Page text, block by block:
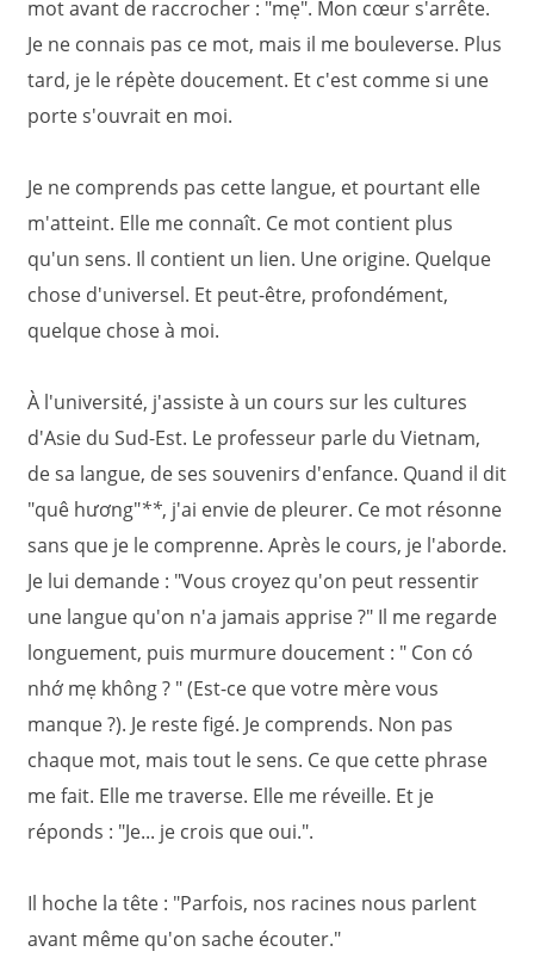
mot avant de raccrocher : "mẹ". Mon cœur s'arrête.
Je ne connais pas ce mot, mais il me bouleverse. Plus
tard, je le répète doucement. Et c'est comme si une
porte s'ouvrait en moi.
Je ne comprends pas cette langue, et pourtant elle
m'atteint. Elle me connaît. Ce mot contient plus
qu'un sens. Il contient un lien. Une origine. Quelque
chose d'universel. Et peut-être, profondément,
quelque chose à moi.
À l'université, j'assiste à un cours sur les cultures
d'Asie du Sud-Est. Le professeur parle du Vietnam,
de sa langue, de ses souvenirs d'enfance. Quand il dit
"quê hương"**, j'ai envie de pleurer. Ce mot résonne
sans que je le comprenne. Après le cours, je l'aborde.
Je lui demande : "Vous croyez qu'on peut ressentir
une langue qu'on n'a jamais apprise ?" Il me regarde
longuement, puis murmure doucement : " Con có
nhớ mẹ không ? " (Est-ce que votre mère vous
manque ?). Je reste figé. Je comprends. Non pas
chaque mot, mais tout le sens. Ce que cette phrase
me fait. Elle me traverse. Elle me réveille. Et je
réponds : "Je... je crois que oui.".
Il hoche la tête : "Parfois, nos racines nous parlent
avant même qu'on sache écouter."